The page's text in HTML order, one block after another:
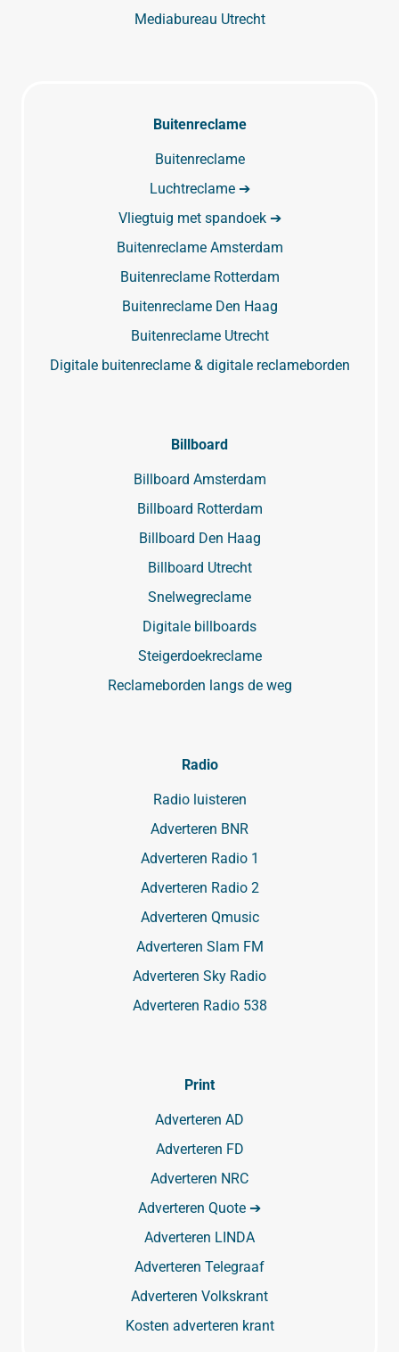
Mediabureau Utrecht
Buitenreclame
Buitenreclame
Luchtreclame ➔
Vliegtuig met spandoek ➔
Buitenreclame Amsterdam
Buitenreclame Rotterdam
Buitenreclame Den Haag
Buitenreclame Utrecht
Digitale buitenreclame & digitale reclameborden
Billboard
Billboard Amsterdam
Billboard Rotterdam
Billboard Den Haag
Billboard Utrecht
Snelwegreclame
Digitale billboards
Steigerdoekreclame
Reclameborden langs de weg
Radio
Radio luisteren
Adverteren BNR
Adverteren Radio 1
Adverteren Radio 2
Adverteren Qmusic
Adverteren Slam FM
Adverteren Sky Radio
Adverteren Radio 538
Print
Adverteren AD
Adverteren FD
Adverteren NRC
Adverteren Quote ➔
Adverteren LINDA
Adverteren Telegraaf
Adverteren Volkskrant
Kosten adverteren krant